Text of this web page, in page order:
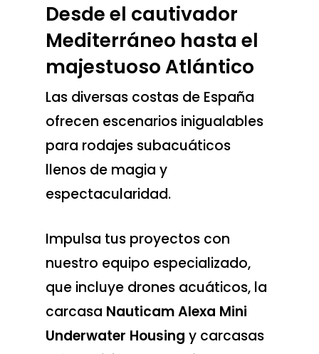
Desde el cautivador
Mediterráneo hasta el
majestuoso Atlántico
Las diversas costas de España
ofrecen escenarios inigualables
para rodajes subacuáticos
llenos de magia y
espectacularidad.
Impulsa tus proyectos con
nuestro equipo especializado,
que incluye drones acuáticos, la
carcasa Nauticam Alexa Mini
Underwater Housing y carcasas